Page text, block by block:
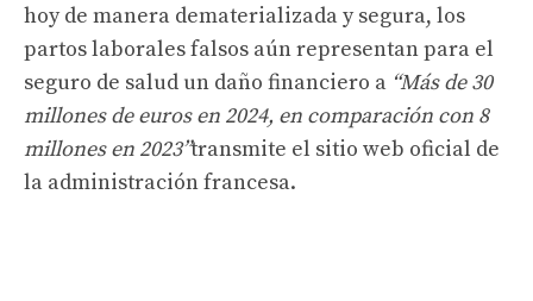
hoy de manera dematerializada y segura, los
partos laborales falsos aún representan para el
seguro de salud un daño financiero a “Más de 30
millones de euros en 2024, en comparación con 8
millones en 2023”transmite el sitio web oficial de
la administración francesa.